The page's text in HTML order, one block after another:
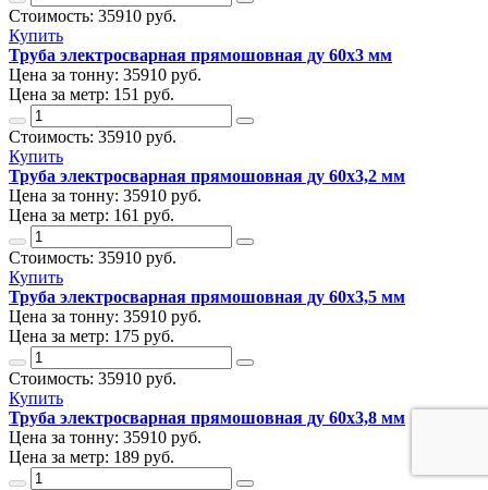
Стоимость: 35910 руб.
Купить
Труба электросварная прямошовная ду 60х3 мм
Цена за тонну: 35910 руб.
Цена за метр: 151 руб.
Стоимость: 35910 руб.
Купить
Труба электросварная прямошовная ду 60х3,2 мм
Цена за тонну: 35910 руб.
Цена за метр: 161 руб.
Стоимость: 35910 руб.
Купить
Труба электросварная прямошовная ду 60х3,5 мм
Цена за тонну: 35910 руб.
Цена за метр: 175 руб.
Стоимость: 35910 руб.
Купить
Труба электросварная прямошовная ду 60х3,8 мм
Цена за тонну: 35910 руб.
Цена за метр: 189 руб.